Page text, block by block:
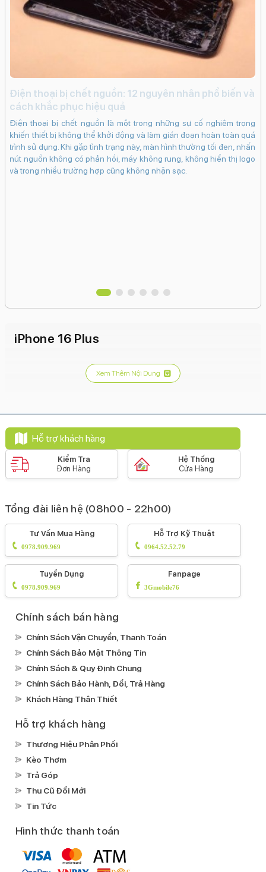
Điện thoại bị chết nguồn: 12 nguyên nhân phổ biến và
cách khắc phục hiệu quả
Điện thoại bị chết nguồn là một trong những sự cố nghiêm trọng
khiến thiết bị không thể khởi động và làm gián đoạn hoàn toàn quá
trình sử dụng. Khi gặp tình trạng này, màn hình thường tối đen, nhấn
nút nguồn không có phản hồi, máy không rung, không hiển thị logo
và trong nhiều trường hợp cũng không nhận sạc.
iPhone 16 Plus
Xem Thêm Nội Dung
Hỗ trợ khách hàng
Kiểm Tra
Đơn Hàng
Hệ Thống
Cửa Hàng
Tổng đài liên hệ (08h00 - 22h00)
Tư Vấn Mua Hàng
0978.909.969
Hỗ Trợ Kỹ Thuật
0964.52.52.79
Tuyển Dụng
0978.909.969
Fanpage
3Gmobile76
Chính sách bán hàng
Chính Sách Vận Chuyển, Thanh Toán
Chính Sách Bảo Mật Thông Tin
Chính Sách & Quy Định Chung
Chính Sách Bảo Hành, Đổi, Trả Hàng
Khách Hàng Thân Thiết
Hỗ trợ khách hàng
Thương Hiệu Phân Phối
Kèo Thơm
Trả Góp
Thu Cũ Đổi Mới
Tin Tức
Hình thức thanh toán